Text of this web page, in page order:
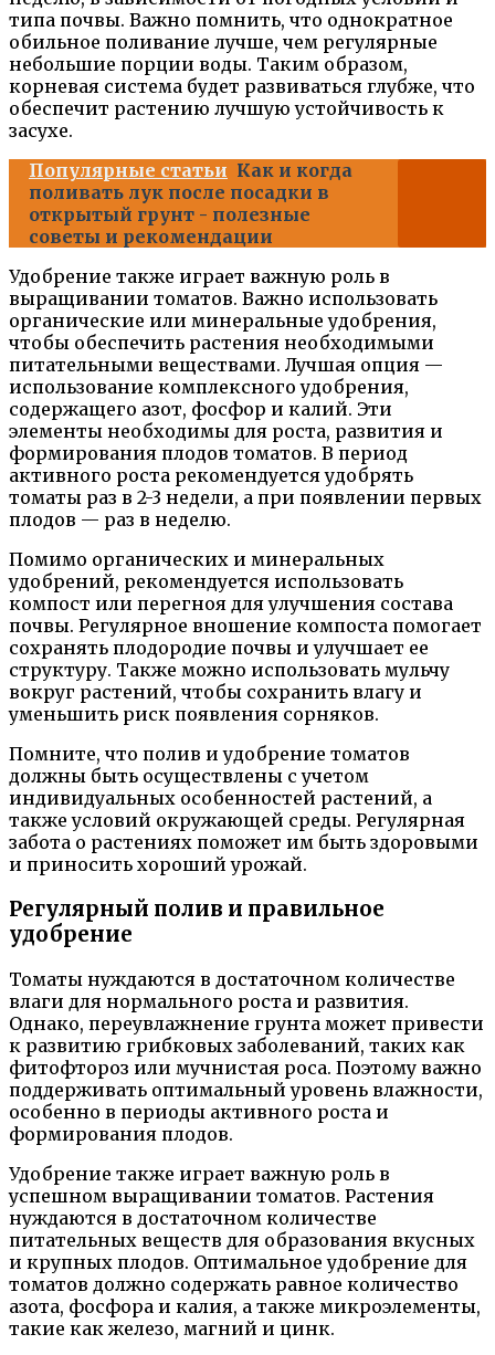
типа почвы. Важно помнить, что однократное
обильное поливание лучше, чем регулярные
небольшие порции воды. Таким образом,
корневая система будет развиваться глубже, что
обеспечит растению лучшую устойчивость к
засухе.
Популярные статьи Как и когда
поливать лук после посадки в
открытый грунт - полезные
советы и рекомендации
Удобрение также играет важную роль в
выращивании томатов. Важно использовать
органические или минеральные удобрения,
чтобы обеспечить растения необходимыми
питательными веществами. Лучшая опция —
использование комплексного удобрения,
содержащего азот, фосфор и калий. Эти
элементы необходимы для роста, развития и
формирования плодов томатов. В период
активного роста рекомендуется удобрять
томаты раз в 2-3 недели, а при появлении первых
плодов — раз в неделю.
Помимо органических и минеральных
удобрений, рекомендуется использовать
компост или перегноя для улучшения состава
почвы. Регулярное вношение компоста помогает
сохранять плодородие почвы и улучшает ее
структуру. Также можно использовать мульчу
вокруг растений, чтобы сохранить влагу и
уменьшить риск появления сорняков.
Помните, что полив и удобрение томатов
должны быть осуществлены с учетом
индивидуальных особенностей растений, а
также условий окружающей среды. Регулярная
забота о растениях поможет им быть здоровыми
и приносить хороший урожай.
Регулярный полив и правильное
удобрение
Томаты нуждаются в достаточном количестве
влаги для нормального роста и развития.
Однако, переувлажнение грунта может привести
к развитию грибковых заболеваний, таких как
фитофтороз или мучнистая роса. Поэтому важно
поддерживать оптимальный уровень влажности,
особенно в периоды активного роста и
формирования плодов.
Удобрение также играет важную роль в
успешном выращивании томатов. Растения
нуждаются в достаточном количестве
питательных веществ для образования вкусных
и крупных плодов. Оптимальное удобрение для
томатов должно содержать равное количество
азота, фосфора и калия, а также микроэлементы,
такие как железо, магний и цинк.